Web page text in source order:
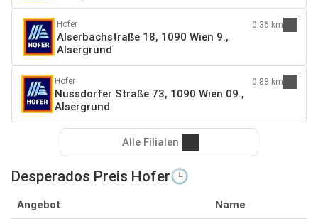
Hofer
Alserbachstraße 18, 1090 Wien 9.,
Alsergrund
0.36 km
Hofer
Nussdorfer Straße 73, 1090 Wien 09.,
Alsergrund
0.88 km
Alle Filialen
Desperados Preis Hofer🕒
Angebot Name